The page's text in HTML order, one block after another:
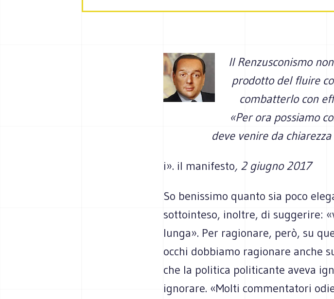
Il Renzusconismo
prodotto del fluire
combatterlo con
«Per ora possiamo
deve venire da
i». il manifesto, 2 giugno 2017
So benissimo quanto sia poco
sottointeso, inoltre, di suggerire:
lunga». Per ragionare, però, su
occhi dobbiamo ragionare anche
che la politica politicante aveva
ignorare. «Molti commentatori